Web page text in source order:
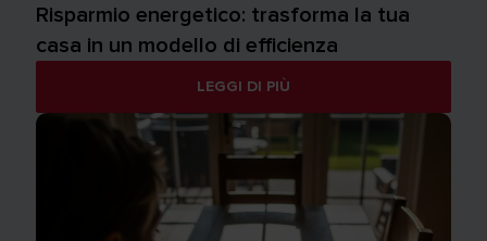
Risparmio energetico: trasforma la tua
casa in un modello di efficienza
LEGGI DI PIÙ